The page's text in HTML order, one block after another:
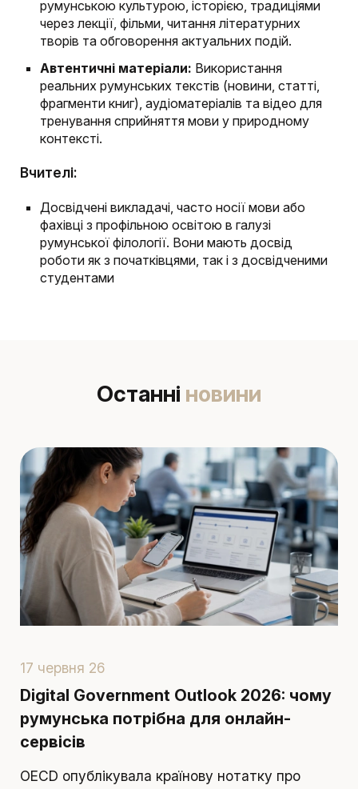
румунською культурою, історією, традиціями
через лекції, фільми, читання літературних
творів та обговорення актуальних подій.
Автентичні матеріали: Використання
реальних румунських текстів (новини, статті,
фрагменти книг), аудіоматеріалів та відео для
тренування сприйняття мови у природному
контексті.
Вчителі:
Досвідчені викладачі, часто носії мови або
фахівці з профільною освітою в галузі
румунської філології. Вони мають досвід
роботи як з початківцями, так і з досвідченими
студентами
Останні новини
17 червня 26
Digital Government Outlook 2026: чому
румунська потрібна для онлайн-
сервісів
OECD опублікувала країнову нотатку про